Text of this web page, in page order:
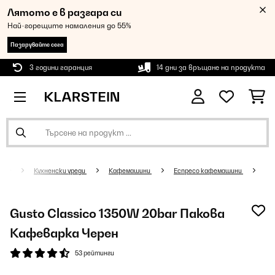
Лятото е в разгара си
Най-горещите намаления до 55%
Пазарувайте сега
3 години гаранция 14 дни за връщане на продукта
Кухненски уреди Кафемашини Еспресо кафемашини
Gusto Classico 1350W 20bar Пакова
Кафеварка Черен
53 рейтинги